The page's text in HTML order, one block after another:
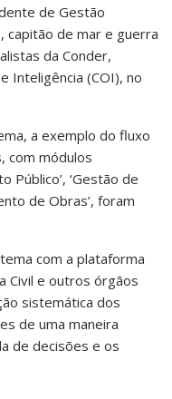
de Gestão
capitão de mar e guerra
da Conder,
Inteligência (COI), no
a exemplo do fluxo
com módulos
Público’, ‘Gestão de
de Obras’, foram
com a plataforma
Civil e outros órgãos
sistemática dos
de uma maneira
de decisões e os